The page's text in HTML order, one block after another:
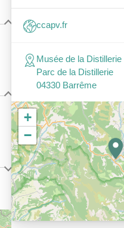
ccapv.fr
Musée de la Distillerie
Parc de la Distillerie
04330 Barrême
+
−